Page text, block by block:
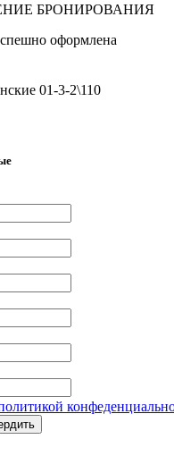
БРОНИРОВАНИЯ
оформлена
01-3-2\110